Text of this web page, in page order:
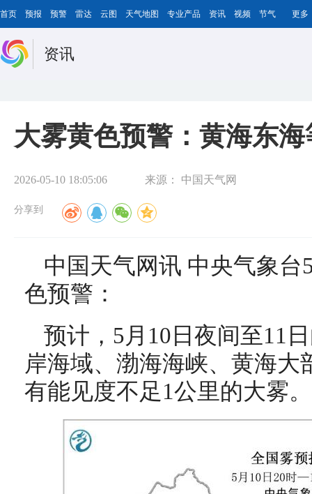
首页 预报 预警 雷达 云图 天气地图 专业产品 资讯 视频 节气 更多
资讯
大雾黄色预警：黄海东
2026-05-10 18:05:06 来源： 中国天气网
分享到
中国天气网讯 中央气象台
色预警：
预计，5月10日夜间至11
岸海域、渤海海峡、黄海
有能见度不足1公里的大雾。